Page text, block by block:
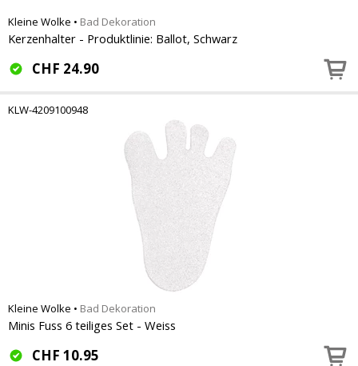
Kleine Wolke • Bad Dekoration
Kerzenhalter - Produktlinie: Ballot, Schwarz
CHF 24.90
KLW-4209100948
Kleine Wolke • Bad Dekoration
Minis Fuss 6 teiliges Set - Weiss
CHF 10.95